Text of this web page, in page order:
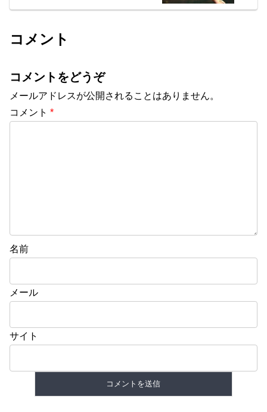
コメント
コメントをどうぞ
メールアドレスが公開されることはありません。
コメント *
名前
メール
サイト